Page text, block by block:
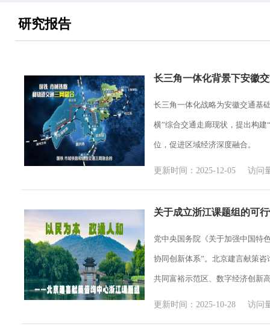
研究报告
长三角一体化背景下安徽
长三角一体化战略为安徽交通基
横”综合交通走廊现状，提出构
位，促进区域经济深度融合。
更新时间：2025-12-05 访问
关于成立浙江课题组的可
党中央国务院《关于加强中国特
协同创新体系”。北京建言献策
共同富裕示范区、数字经济创新
更新时间：2025-10-28 访问